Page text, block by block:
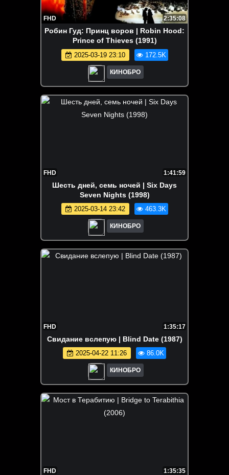
FHD 2:35:08
Робин Гуд: Принц воров | Robin Hood:
Prince of Thieves (1991)
2025-03-19 23:10 172.5K
КИНОБРО
FHD 1:41:59
Шесть дней, семь ночей | Six Days
Seven Nights (1998)
2025-03-14 23:42 463.3K
КИНОБРО
FHD 1:35:17
Свидание вслепую | Blind Date (1987)
2025-04-22 11:26 86.0K
КИНОБРО
FHD 1:35:35